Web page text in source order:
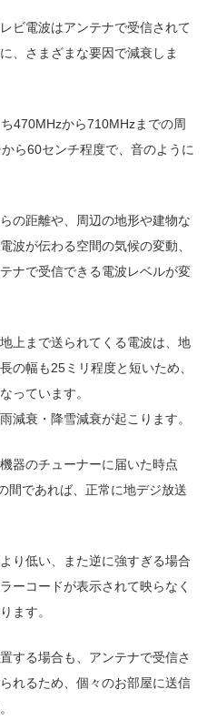
ビ電波はアンテナで受信されて
、さまざまな要因で減衰しま
470MHzから710MHzまでの周
ら60センチ程度で、音のように
の距離や、周辺の地形や建物な
波が伝わる空間の気候の変動、
ナで受信できる電波レベルが変
上まで送られてくる電波は、地
の幅も25ミリ程度と短いため、
っています。
減衰・降雪減衰が起こります。
器のチューナーに届いた時点
間であれば、正常に地デジ放送
り低い、また逆に強すぎる場合
ーコードが表示されて映らなく
ます。
する場合も、アンテナで受信さ
れるため、個々のお部屋に送信